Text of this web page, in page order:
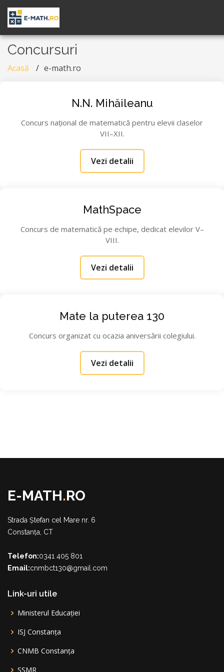
Concursuri
Acasă e-math.ro
N.N. Mihăileanu
Concurs național de matematică pentru elevii claselor
VII–XII.
Vezi detalii
MathSpace
Concurs de matematică pe echipe, dedicat elevilor V–
VIII.
Vezi detalii
Mate la puterea 130
Concurs organizat cu ocazia aniversării colegiului.
Vezi detalii
E-MATH.RO
Strada Ștefan cel Mare nr. 6
Constanța, CT
Telefon:0341 405 801
Email:cnmbct130@gmail.com
Link-uri utile
Ministerul Educației
ISJ Constanța
CNMB Constanța
SSMR